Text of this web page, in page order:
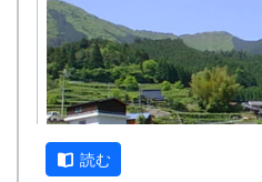
刈り、肥料散布
草刈り、肥料散布
石垣や畦道
7月30日（日）2000-
き作業 ...
草引き作業
アマチュア・
吾。
餅つき・野菜即売
10月3日（日）
蕎麦刈り
読む